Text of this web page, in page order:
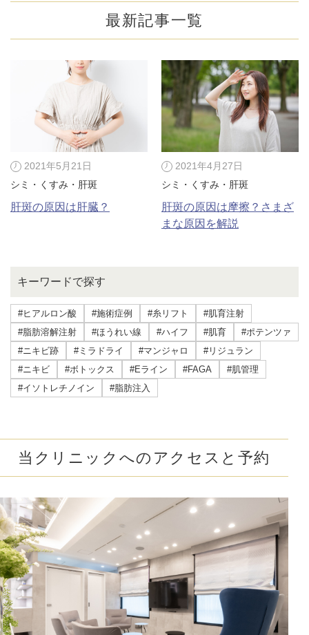
キーワードで探す
#ヒアルロン酸 #施術症例 #糸リフト
#肌育注射
#脂肪溶解注射
#ほうれい線 #ハイフ #肌育
#ポテンツァ
#ニキビ跡
#ミラドライ #マンジャロ
#リジュラン
#ニキビ
#ボトックス #Eライン #FAGA
#肌管理
#イソトレチノイン
#脂肪注入
最新記事一覧
2021年5月21日
シミ・くすみ・肝斑
肝斑の原因は肝臓？
2021年4月27日
シミ・くすみ・肝斑
肝斑の原因は摩擦？さまざ
まな原因を解説
当クリニックへのアクセスと予約